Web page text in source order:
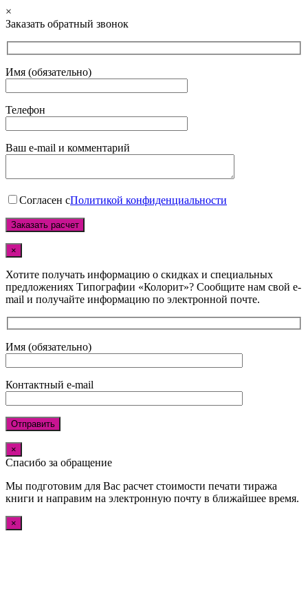
×
Заказать обратный звонок
Имя (обязательно)
Телефон
Ваш e-mail и комментарий
Согласен сПолитикой конфиденциальности
×
Хотите получать информацию о скидках и специальных
предложениях Типографии «Колорит»? Сообщите нам свой e-
mail и получайте информацию по электронной почте.
Имя (обязательно)
Контактный e-mail
×
Спасибо за обращение
Мы подготовим для Вас расчет стоимости печати тиража
книги и направим на электронную почту в ближайшее время.
×